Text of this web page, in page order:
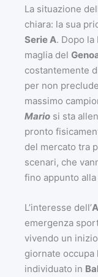
La situazione
chiara: la sua
Serie A. Dopo
maglia del
costantemente
per non
massimo
Mario si sta
pronto
del mercato tra
scenari, che
fino appunto
L’interesse dell’
emergenza
vivendo un
giornate occupa
individuato in